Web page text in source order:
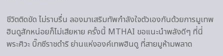
ชีวิตติดขัด ไม่ราบรื่น ลองมาเสริมทัพกำลังใจตัวเองกันด้วยการมูเทพ
ฮินดูสักหน่อยก็ไม่เสียหาย ครั้งนี้ MTHAI ขอแนะนำพลังดีๆ ที่นี่
พระศิวะ บิ๊กซีราชดําริ ย่านแห่งองค์เทพฮินดู ที่สายมูห้ามพลาด